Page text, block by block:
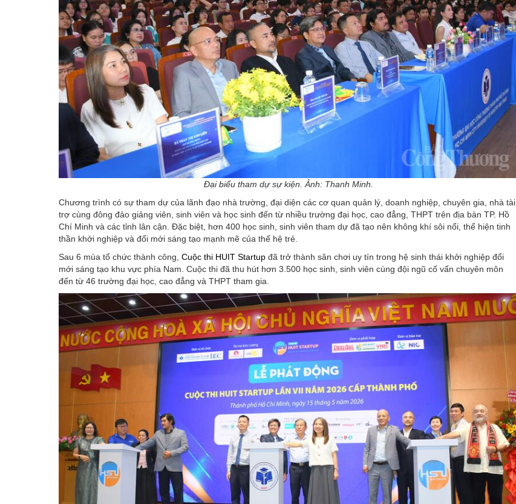
Đại biểu tham dự sự kiện. Ảnh: Thanh Minh.
Chương trình có sự tham dự của lãnh đạo nhà trường, đại diện các cơ quan quản lý, doanh nghiệp, chuyên gia, nhà tài
trợ cùng đông đảo giảng viên, sinh viên và học sinh đến từ nhiều trường đại học, cao đẳng, THPT trên địa bàn TP. Hồ
Chí Minh và các tỉnh lân cận. Đặc biệt, hơn 400 học sinh, sinh viên tham dự đã tạo nên không khí sôi nổi, thể hiện tinh
thần khởi nghiệp và đổi mới sáng tạo mạnh mẽ của thế hệ trẻ.
Sau 6 mùa tổ chức thành công, Cuộc thi HUIT Startup đã trở thành sân chơi uy tín trong hệ sinh thái khởi nghiệp đổi
mới sáng tạo khu vực phía Nam. Cuộc thi đã thu hút hơn 3.500 học sinh, sinh viên cùng đội ngũ cố vấn chuyên môn
đến từ 46 trường đại học, cao đẳng và THPT tham gia.